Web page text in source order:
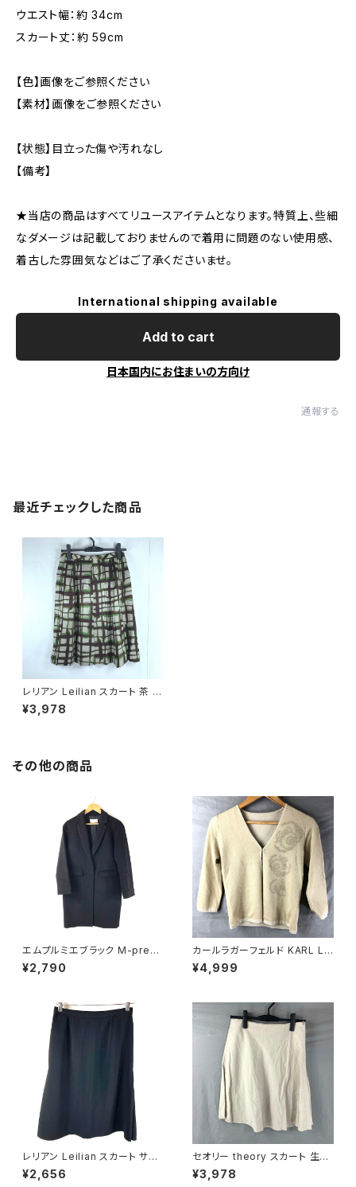
ウエスト幅：約 34cm
スカート丈：約 59cm
【色】画像をご参照ください
【素材】画像をご参照ください
【状態】目立った傷や汚れなし
【備考】
★当店の商品はすべてリユースアイテムとなります。特質上、些細
なダメージは記載しておりませんので着用に問題のない使用感、
着古した雰囲気などはご了承くださいませ。
International shipping available
Add to cart
日本国内にお住まいの方向け
通報する
最近チェックした商品
レリアン Leilian スカート 茶 グ
リーン 11サイズ 900557
¥3,978
その他の商品
エムプルミエブラック M-premi
er BLACK コート 日本製 無地
スナップボタン ポケット 黒 36
¥2,790
カールラガーフェルド KARL LA
GERFELD カーディガン 花 ラメ
一つボタン ベージュ ゴールド 9
¥4,999
レリアン Leilian スカート サイ
ドプリーツ 裏地付き 日本製 サ
イドファスナー 黒 11サイズ 929
¥2,656
セオリー theory スカート 生成
色 2サイズ 900587
¥3,978